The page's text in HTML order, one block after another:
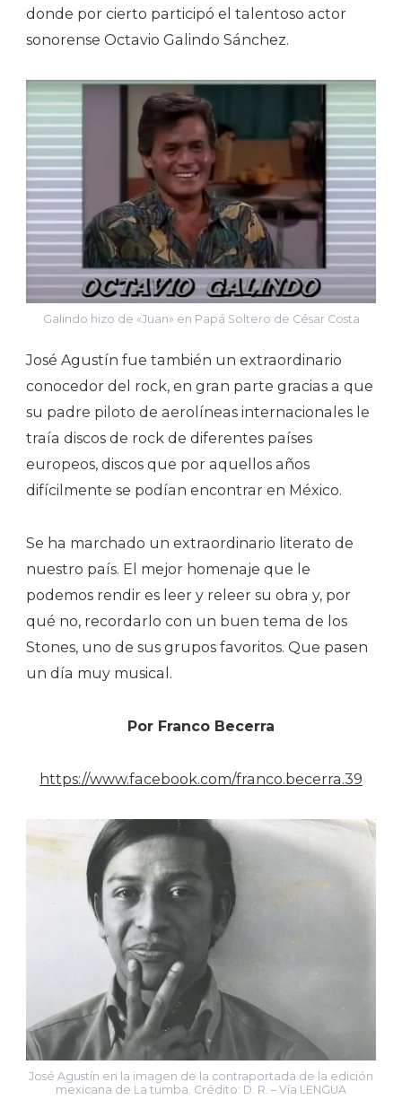
donde por cierto participó el talentoso actor
sonorense Octavio Galindo Sánchez.
Galindo hizo de «Juan» en Papá Soltero de César Costa
José Agustín fue también un extraordinario
conocedor del rock, en gran parte gracias a que
su padre piloto de aerolíneas internacionales le
traía discos de rock de diferentes países
europeos, discos que por aquellos años
difícilmente se podían encontrar en México.
Se ha marchado un extraordinario literato de
nuestro país. El mejor homenaje que le
podemos rendir es leer y releer su obra y, por
qué no, recordarlo con un buen tema de los
Stones, uno de sus grupos favoritos. Que pasen
un día muy musical.
Por Franco Becerra
https://www.facebook.com/franco.becerra.39
José Agustín en la imagen de la contraportada de la edición
mexicana de La tumba. Crédito: D. R. – Vía LENGUA